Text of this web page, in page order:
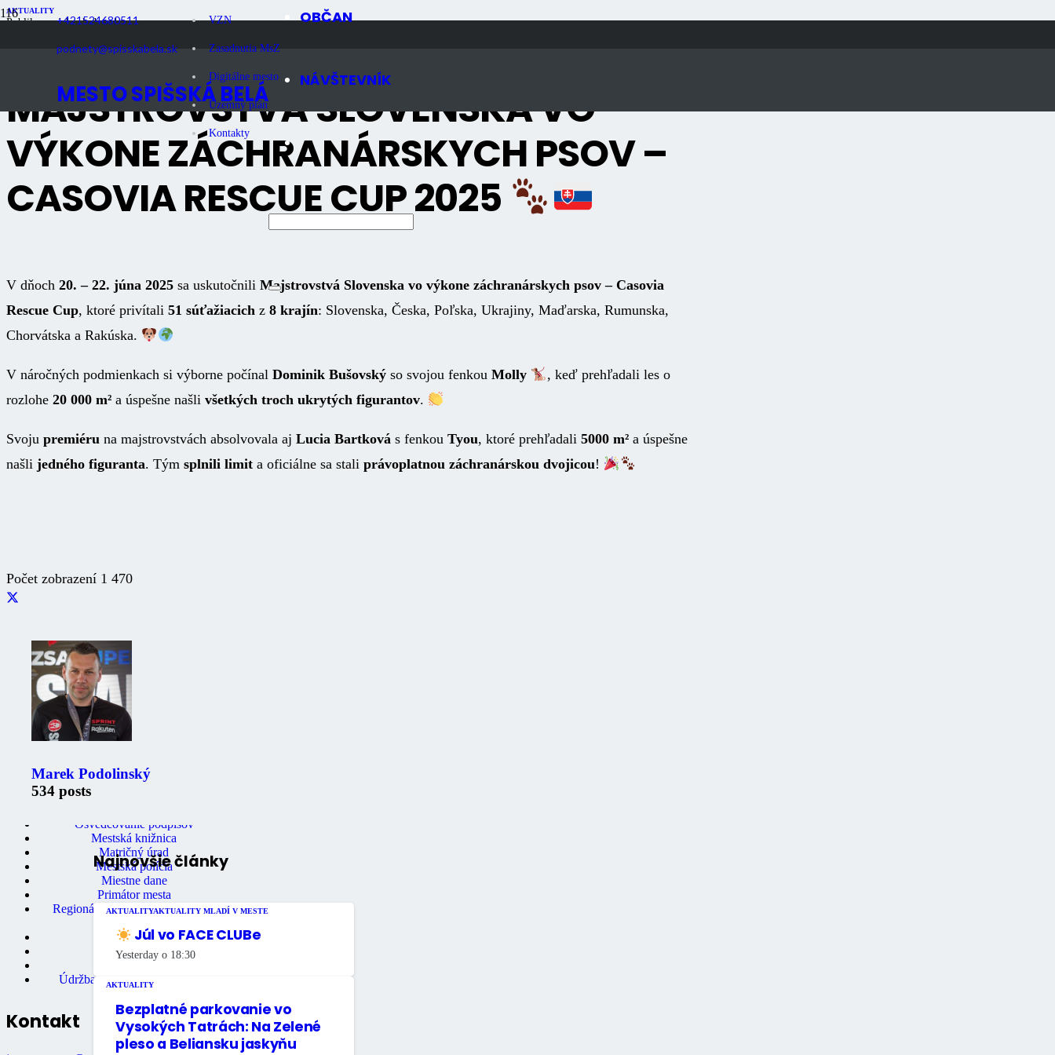
+421524680511
podnety@spisskabela.sk
VZN
Zasadnutia MsZ
Digitálne mesto
Územný plán
Kontakty
MESTO SPIŠSKÁ BELÁ
OBČAN
NÁVŠTEVNÍK
AKTUALITY
Publikované1 rok dozadu
MAJSTROVSTVÁ SLOVENSKA VO
VÝKONE ZÁCHRANÁRSKYCH PSOV –
CASOVIA RESCUE CUP 2025
V dňoch 20. – 22. júna 2025 sa uskutočnili Majstrovstvá Slovenska vo výkone záchranárskych psov – Casovia
Rescue Cup, ktoré privítali 51 súťažiacich z 8 krajín: Slovenska, Česka, Poľska, Ukrajiny, Maďarska, Rumunska,
Chorvátska a Rakúska.
V náročných podmienkach si výborne počínal Dominik Bušovský so svojou fenkou Molly
, keď prehľadali les o
rozlohe 20 000 m² a úspešne našli všetkých troch ukrytých figurantov.
Svoju premiéru na majstrovstvách absolvovala aj Lucia Bartková s fenkou Tyou, ktoré prehľadali 5000 m² a úspešne
našli jedného figuranta. Tým splnili limit a oficiálne sa stali právoplatnou záchranárskou dvojicou!
Počet zobrazení 1 470
Marek Podolinský
534 posts
Najnovšie články
AKTUALITYAKTUALITY MLADÍ V MESTE
Júl vo FACE CLUBe
Yesterday o 18:30
AKTUALITY
Bezplatné parkovanie vo
Vysokých Tatrách: Na Zelené
pleso a Beliansku jaskyňu
Zaujimavé odkazy
Oznámenia
Úradná tabuľa
Fotogaléria
Mestský úrad
Ochrana osobných údajov
Osvedčovanie podpisov
Mestská knižnica
Matričný úrad
Mestská polícia
Miestne dane
Primátor mesta
Regionálne turistické informačné
Rozpočet mesta
Školstvo
Údržba bytov
Údržba nebytových priestorov
Kontakt